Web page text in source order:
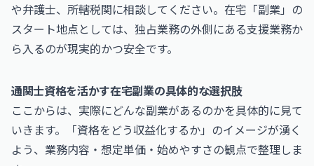
や弁護士、所轄税関に相談してください。在宅「副業」の
スタート地点としては、独占業務の外側にある支援業務か
ら入るのが現実的かつ安全です。
通関士資格を活かす在宅副業の具体的な選択肢
ここからは、実際にどんな副業があるのかを具体的に見て
いきます。「資格をどう収益化するか」のイメージが湧く
よう、業務内容・想定単価・始めやすさの観点で整理しま